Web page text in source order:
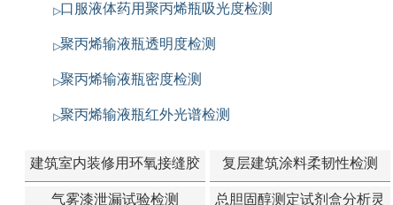
口服液体药用聚丙烯瓶吸光度检测
聚丙烯输液瓶透明度检测
聚丙烯输液瓶密度检测
聚丙烯输液瓶红外光谱检测
建筑室内装修用环氧接缝胶
苯含量检测
复层建筑涂料柔韧性检测
气雾漆泄漏试验检测
总胆固醇测定试剂盒分析灵